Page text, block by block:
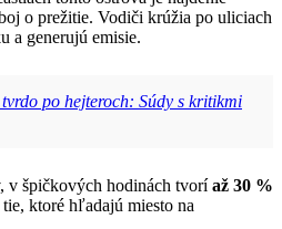
o prežitie. Vodiči krúžia po uliciach
a generujú emisie.
tvrdo po hejteroch: Súdy s kritikmi
v špičkových hodinách tvoríaž 30 %
tie, ktoré hľadajú miesto na